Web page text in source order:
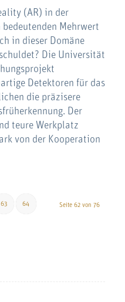
(AR) in der
Mehrwert
in dieser Domäne
Die Universität
Detektoren für das
die präzisere
Der
teure Werkplatz
von der Kooperation
Seite 62 von 76
63 64